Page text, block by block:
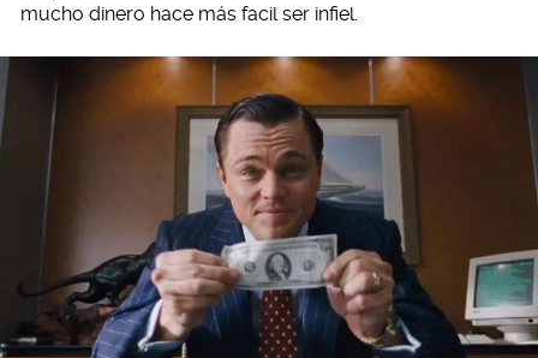
mucho dinero hace más facil ser infiel.